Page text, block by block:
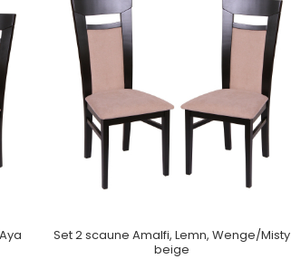
Set 2 scaune Amalfi, Lemn, Wenge/Misty
beige